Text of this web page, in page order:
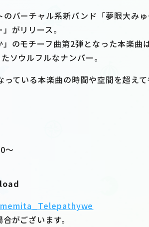
バーチャル系新バンド「夢限大み
がリリース。
」のモチーフ曲第2弾となった本楽
ソウルフルなナンバー。
っている本楽曲の時間や空間を超え
〜
がございます。